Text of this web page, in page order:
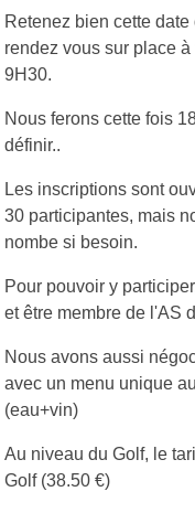
Retenez bien cette
rendez vous sur place
9H30.
Nous ferons cette fois
définir..
Les inscriptions sont
30 participantes, mais
nombe si besoin.
Pour pouvoir y
et être membre de l'AS
Nous avons aussi
avec un menu unique
(eau+vin)
Au niveau du Golf, le
Golf (38.50 €)